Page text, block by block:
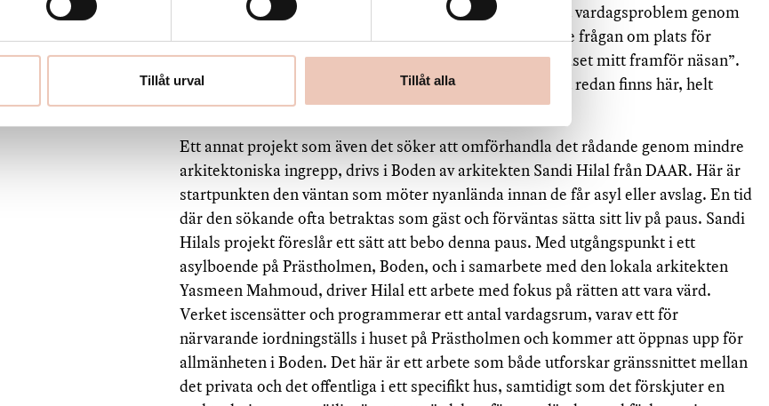
Tillåt urval Tillåt alla
glasfiber och med en el-sladd dragen från huset, löser ett vardagsproblem genom
att kasta ljus på entrén, samtidigt som den gör den större frågan om plats för
produktion i staden påmind genom att peka ut ”kulturhuset mitt framför näsan”.
Den synliggör en vardag och visar att det nya kulturhuset redan finns här, helt
öppet. Verket föreslår att framtiden redan är här.
Ett annat projekt som även det söker att omförhandla det rådande genom mindre
arkitektoniska ingrepp, drivs i Boden av arkitekten Sandi Hilal från DAAR. Här är
startpunkten den väntan som möter nyanlända innan de får asyl eller avslag. En tid
där den sökande ofta betraktas som gäst och förväntas sätta sitt liv på paus. Sandi
Hilals projekt föreslår ett sätt att bebo denna paus. Med utgångspunkt i ett
asylboende på Prästholmen, Boden, och i samarbete med den lokala arkitekten
Yasmeen Mahmoud, driver Hilal ett arbete med fokus på rätten att vara värd.
Verket iscensätter och programmerar ett antal vardagsrum, varav ett för
närvarande iordningställs i huset på Prästholmen och kommer att öppnas upp för
allmänheten i Boden. Det här är ett arbete som både utforskar gränssnittet mellan
det privata och det offentliga i ett specifikt hus, samtidigt som det förskjuter en